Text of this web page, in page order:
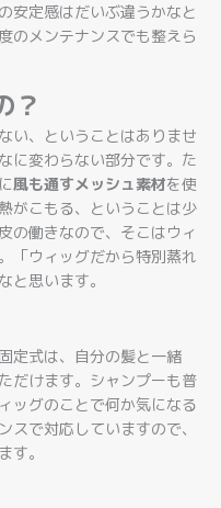
安定感はだいぶ違うかなと
のメンテナンスでも整えら
？
い、ということはありませ
に変わらない部分です。た
風も通すメッシュ素材を使
がこもる、ということは少
の働きなので、そこはウィ
「ウィッグだから特別蒸れ
と思います。
定式は、自分の髪と一緒
だけます。シャンプーも普
ッグのことで何か気になる
スで対応していますので、
す。